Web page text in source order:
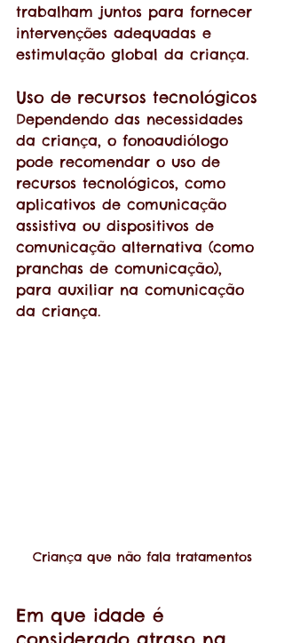
trabalham juntos para fornecer
intervenções adequadas e
estimulação global da criança.
Uso de recursos tecnológicos
Dependendo das necessidades
da criança, o fonoaudiólogo
pode recomendar o uso de
recursos tecnológicos, como
aplicativos de comunicação
assistiva ou dispositivos de
comunicação alternativa (como
pranchas de comunicação),
para auxiliar na comunicação
da criança.
Criança que não fala tratamentos
Em que idade é